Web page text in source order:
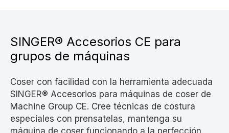
SINGER® Accesorios CE para
grupos de máquinas
Coser con facilidad con la herramienta adecuada
SINGER® Accesorios para máquinas de coser de
Machine Group CE. Cree técnicas de costura
especiales con prensatelas, mantenga su
máquina de coser funcionando a la perfección